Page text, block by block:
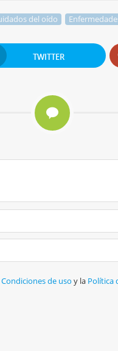
del oído
TWITTER
Condiciones de usoy la Política